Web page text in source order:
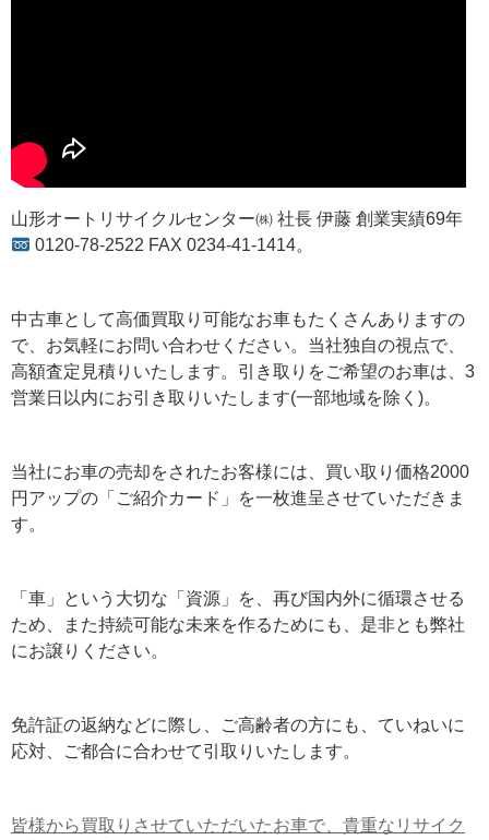
山形オートリサイクルセンター㈱ 社長 伊藤 創業実績69年
0120-78-2522 FAX 0234-41-1414。
中古車として高価買取り可能なお車もたくさんありますの
で、お気軽にお問い合わせください。当社独自の視点で、
高額査定見積りいたします。引き取りをご希望のお車は、3
営業日以内にお引き取りいたします(一部地域を除く)。
当社にお車の売却をされたお客様には、買い取り価格2000
円アップの「ご紹介カード」を一枚進呈させていただきま
す。
「車」という大切な「資源」を、再び国内外に循環させる
ため、また持続可能な未来を作るためにも、是非とも弊社
にお譲りください。
免許証の返納などに際し、ご高齢者の方にも、ていねいに
応対、ご都合に合わせて引取りいたします。
皆様から買取りさせていただいたお車で、貴重なリサイク